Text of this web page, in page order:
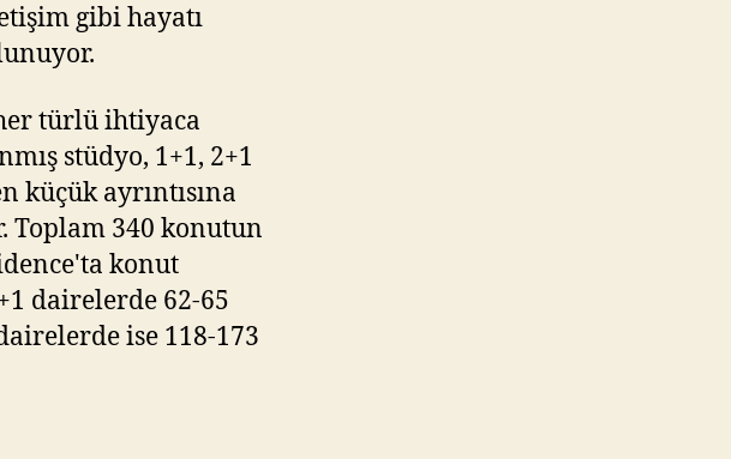
gibi hayatı
türlü ihtiyaca
stüdyo, 1+1, 2+1
küçük ayrıntısına
Toplam 340 konutun
konut
dairelerde 62-65
ise 118-173